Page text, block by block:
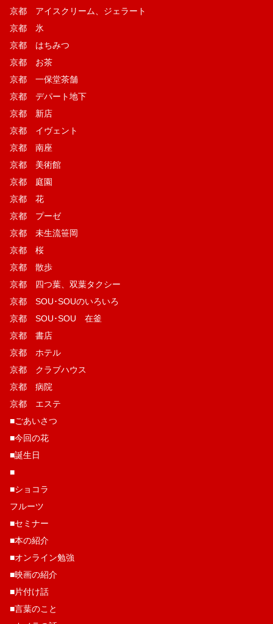
京都 アイスクリーム、ジェラート
京都 氷
京都 はちみつ
京都 お茶
京都 一保堂茶舗
京都 デパート地下
京都 新店
京都 イヴェント
京都 南座
京都 美術館
京都 庭園
京都 花
京都 プーゼ
京都 未生流笹岡
京都 桜
京都 散歩
京都 四つ葉、双葉タクシー
京都 SOU･SOUのいろいろ
京都 SOU･SOU 在釜
京都 書店
京都 ホテル
京都 クラブハウス
京都 病院
京都 エステ
■ごあいさつ
■今回の花
■誕生日
■
■ショコラ
フルーツ
■セミナー
■本の紹介
■オンライン勉強
■映画の紹介
■片付け話
■言葉のこと